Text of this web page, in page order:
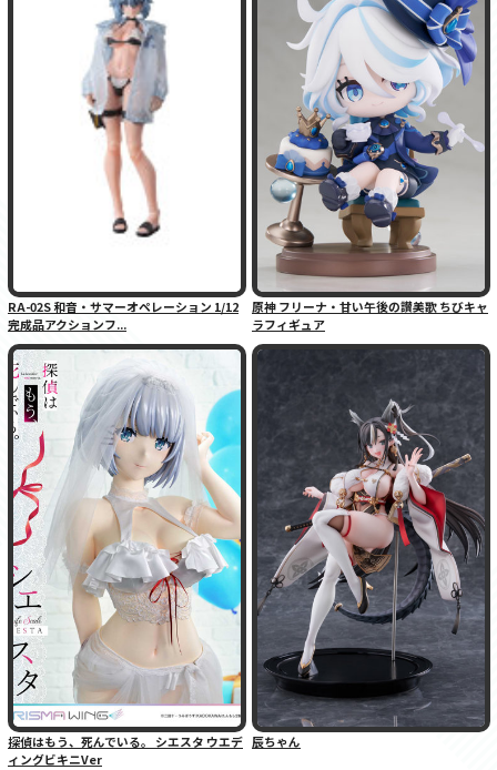
RA-02S 和音・サマーオペレーション 1/12
完成品アクションフ...
原神 フリーナ・甘い午後の讃美歌 ちびキャ
ラフィギュア
探偵はもう、死んでいる。 シエスタ ウエデ
ィングビキニVer
辰ちゃん